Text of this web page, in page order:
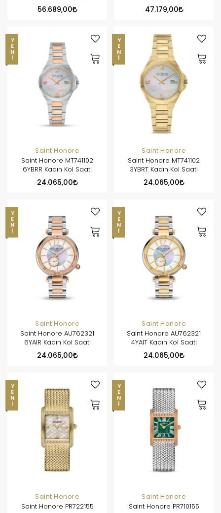
56.689,00 47.179,00
YENI
Saint Honore
Saint Honore MT741102
6YBRR Kadın Kol Saati
24.065,00
YENI
Saint Honore
Saint Honore MT741102
3YBRT Kadın Kol Saati
24.065,00
YENI
Saint Honore
Saint Honore AU762321
6YAIR Kadın Kol Saati
24.065,00
YENI
Saint Honore
Saint Honore AU762321
4YAIT Kadın Kol Saati
24.065,00
YENI
Saint Honore
Saint Honore PR722155
YENI
Saint Honore
Saint Honore PR710155